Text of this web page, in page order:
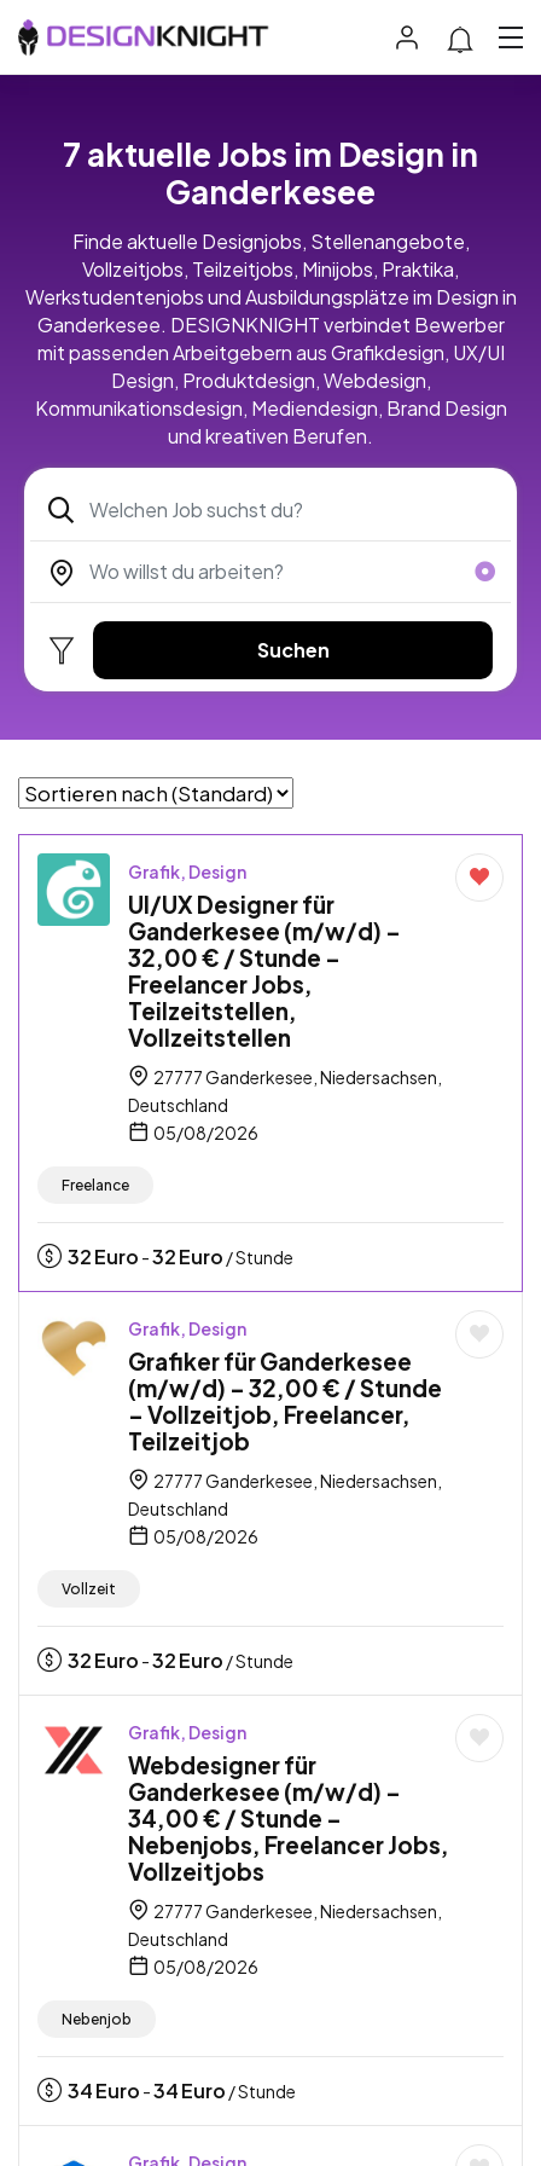
7 aktuelle Jobs im Design in
Ganderkesee
Finde aktuelle Designjobs, Stellenangebote,
Vollzeitjobs, Teilzeitjobs, Minijobs, Praktika,
Werkstudentenjobs und Ausbildungsplätze im Design in
Ganderkesee. DESIGNKNIGHT verbindet Bewerber
mit passenden Arbeitgebern aus Grafikdesign, UX/UI
Design, Produktdesign, Webdesign,
Kommunikationsdesign, Mediendesign, Brand Design
und kreativen Berufen.
Suchen
Grafik, Design
UI/UX Designer für
Ganderkesee (m/w/d) –
32,00 € / Stunde –
Freelancer Jobs,
Teilzeitstellen,
Vollzeitstellen
27777 Ganderkesee, Niedersachsen,
Deutschland
05/08/2026
Freelance
32Euro -32Euro / Stunde
Grafik, Design
Grafiker für Ganderkesee
(m/w/d) – 32,00 € / Stunde
– Vollzeitjob, Freelancer,
Teilzeitjob
27777 Ganderkesee, Niedersachsen,
Deutschland
05/08/2026
Vollzeit
32Euro -32Euro / Stunde
Grafik, Design
Webdesigner für
Ganderkesee (m/w/d) –
34,00 € / Stunde –
Nebenjobs, Freelancer Jobs,
Vollzeitjobs
27777 Ganderkesee, Niedersachsen,
Deutschland
05/08/2026
Nebenjob
34Euro -34Euro / Stunde